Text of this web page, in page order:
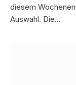
diesem
Auswahl. Die…